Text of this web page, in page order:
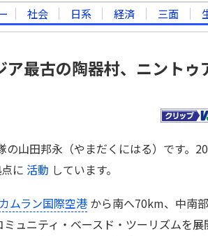
社会 日系 経済 三面
ア最古の陶器村、ニント
の山田邦永（やまだくにはる）です。
に 活動 しています。
カムラン国際空港 から南へ70km、中南
ュニティ・ベースド・ツーリズムを